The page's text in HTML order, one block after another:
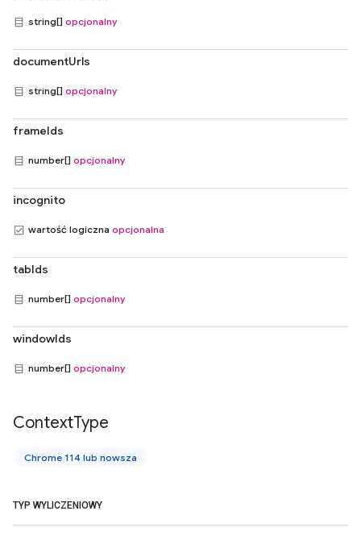
string[] opcjonalny
documentUrls
string[] opcjonalny
frameIds
number[] opcjonalny
incognito
wartość logiczna opcjonalna
tabIds
number[] opcjonalny
windowIds
number[] opcjonalny
ContextType
Chrome 114 lub nowsza
TYP WYLICZENIOWY